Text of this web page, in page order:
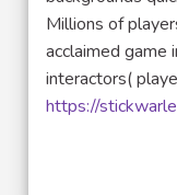
Millions of
acclaimed game
interactors(
https://